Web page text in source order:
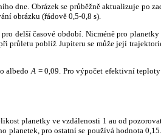
dne. Obrázek se průběžně aktualizuje po
obrázku (řádově 0,5-0,8 s).
delší časové období. Nicméně pro
průletu poblíž Jupiteru se může její
albedo A = 0,09. Pro výpočet efektivní
planetky ve vzdálenosti 1 au od
planetek, pro ostatní se používá hodnota